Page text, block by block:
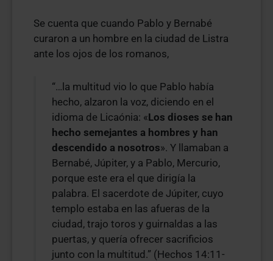
Se cuenta que cuando Pablo y Bernabé
curaron a un hombre en la ciudad de Listra
ante los ojos de los romanos,
“…la multitud vio lo que Pablo había
hecho, alzaron la voz, diciendo en el
idioma de Licaónia: «Los dioses se han
hecho semejantes a hombres y han
descendido a nosotros». Y llamaban a
Bernabé, Júpiter, y a Pablo, Mercurio,
porque este era el que dirigía la
palabra. El sacerdote de Júpiter, cuyo
templo estaba en las afueras de la
ciudad, trajo toros y guirnaldas a las
puertas, y quería ofrecer sacrificios
junto con la multitud.” (Hechos 14:11-